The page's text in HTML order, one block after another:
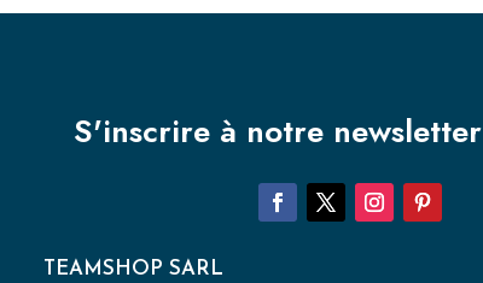
S'inscrire à notre newsletter
TEAMSHOP SARL